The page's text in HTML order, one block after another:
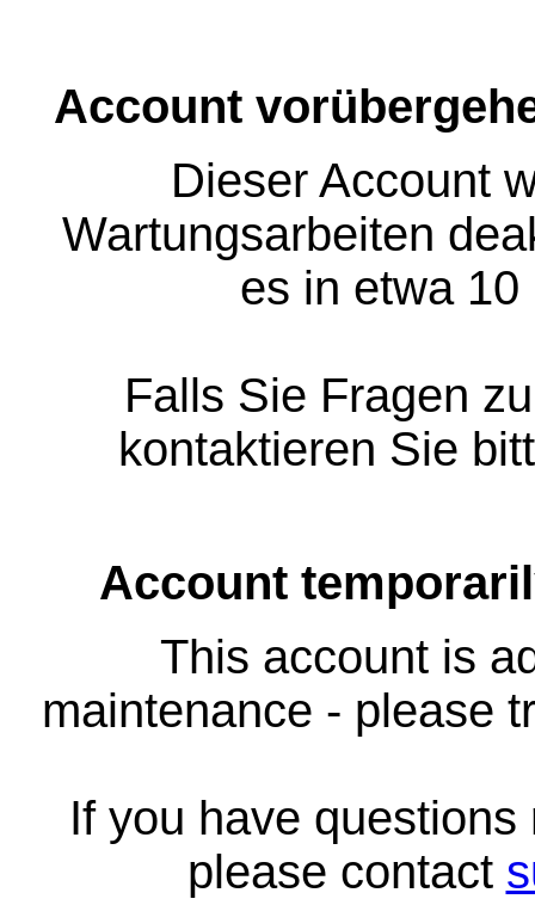
Account
Dieser Account
Wartungsarbeiten
es in etwa
Falls Sie Fragen
kontaktieren Sie
Account
This account is
maintenance - please
If you have
please contact